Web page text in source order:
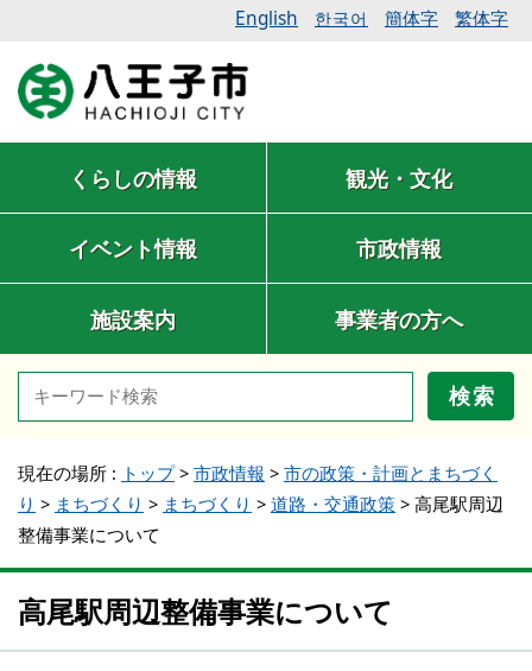
English 한국어 簡体字 繁体字
くらしの情報 観光・文化
イベント情報 市政情報
施設案内 事業者の方へ
検索
現在の場所 : トップ> 市政情報 > 市の政策・計画とまちづく
り > まちづくり > まちづくり > 道路・交通政策 > 高尾駅周辺
整備事業について
高尾駅周辺整備事業について